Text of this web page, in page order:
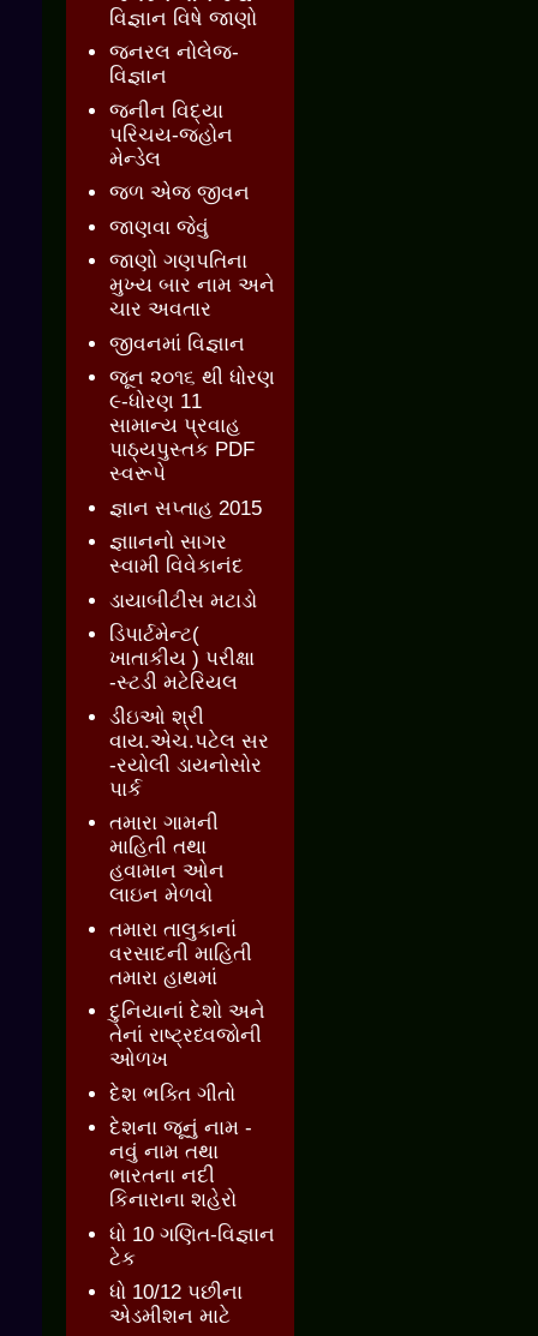
વિજ્ઞાન વિષે જાણો
જનરલ નોલેજ-
વિજ્ઞાન
જનીન વિદ્યા
પરિચય-જ્હોન
મેન્ડેલ
જળ એજ જીવન
જાણવા જેવું
જાણો ગણપતિના
મુખ્ય બાર નામ અને
ચાર અવતાર
જીવનમાં વિજ્ઞાન
જૂન ૨૦૧૬ થી ધોરણ
૯-ધોરણ 11
સામાન્ય પ્રવાહ
પાઠ્યપુસ્તક PDF
સ્વરૂપે
જ્ઞાન સપ્તાહ 2015
જ્ઞાાનનો સાગર
સ્વામી વિવેકાનંદ
ડાયાબીટીસ મટાડો
ડિપાર્ટમેન્ટ(
ખાતાકીય ) પરીક્ષા
-સ્ટડી મટેરિયલ
ડીઇઓ શ્રી
વાય.એચ.પટેલ સર
-રયોલી ડાયનોસોર
પાર્ક
તમારા ગામની
માહિતી તથા
હવામાન ઓન
લાઇન મેળવો
તમારા તાલુકાનાં
વરસાદની માહિતી
તમારા હાથમાં
દુનિયાનાં દેશો અને
તેનાં રાષ્ટ્રધ્વજોની
ઓળખ
દેશ ભક્તિ ગીતો
દેશના જૂનું નામ -
નવું નામ તથા
ભારતના નદી
કિનારાના શહેરો
ધો 10 ગણિત-વિજ્ઞાન
ટેક
ધો 10/12 પછીના
એડમીશન માટે